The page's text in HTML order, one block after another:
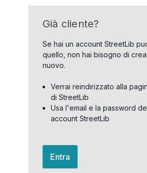
Già cliente?
Se hai un account StreetLib
quello, non hai bisogno di
nuovo.
Verrai reindirizzato alla
di StreetLib
Usa l'email e la password
account StreetLib
Entra